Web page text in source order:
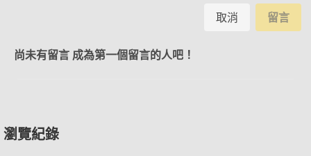
取消 留言
尚未有留言 成為第一個留言的人吧！
瀏覽紀錄